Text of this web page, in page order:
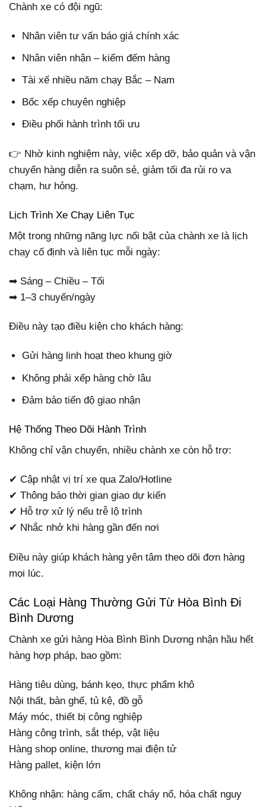
Chành xe có đội ngũ:
Nhân viên tư vấn báo giá chính xác
Nhân viên nhận – kiểm đếm hàng
Tài xế nhiều năm chạy Bắc – Nam
Bốc xếp chuyên nghiệp
Điều phối hành trình tối ưu
👉 Nhờ kinh nghiệm này, việc xếp dỡ, bảo quản và vận
chuyển hàng diễn ra suôn sẻ, giảm tối đa rủi ro va
chạm, hư hỏng.
Lịch Trình Xe Chạy Liên Tục
Một trong những năng lực nổi bật của chành xe là lịch
chạy cố định và liên tục mỗi ngày:
➡ Sáng – Chiều – Tối
➡ 1–3 chuyến/ngày
Điều này tạo điều kiện cho khách hàng:
Gửi hàng linh hoạt theo khung giờ
Không phải xếp hàng chờ lâu
Đảm bảo tiến độ giao nhận
Hệ Thống Theo Dõi Hành Trình
Không chỉ vận chuyển, nhiều chành xe còn hỗ trợ:
✔ Cập nhật vị trí xe qua Zalo/Hotline
✔ Thông báo thời gian giao dự kiến
✔ Hỗ trợ xử lý nếu trễ lộ trình
✔ Nhắc nhở khi hàng gần đến nơi
Điều này giúp khách hàng yên tâm theo dõi đơn hàng
mọi lúc.
Các Loại Hàng Thường Gửi Từ Hòa Bình Đi
Bình Dương
Chành xe gửi hàng Hòa Bình Bình Dương nhận hầu hết
hàng hợp pháp, bao gồm:
Hàng tiêu dùng, bánh kẹo, thực phẩm khô
Nội thất, bàn ghế, tủ kệ, đồ gỗ
Máy móc, thiết bị công nghiệp
Hàng công trình, sắt thép, vật liệu
Hàng shop online, thương mại điện tử
Hàng pallet, kiện lớn
Không nhận: hàng cấm, chất cháy nổ, hóa chất nguy